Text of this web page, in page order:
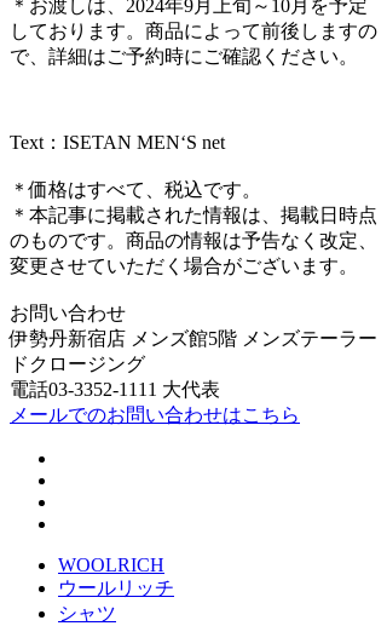
＊お渡しは、2024年9月上旬～10月を予定
しております。商品によって前後しますの
で、詳細はご予約時にご確認ください。
Text：ISETAN MEN‘S net
＊価格はすべて、税込です。
＊本記事に掲載された情報は、掲載日時点
のものです。商品の情報は予告なく改定、
変更させていただく場合がございます。
お問い合わせ
伊勢丹新宿店 メンズ館5階 メンズテーラー
ドクロージング
電話03-3352-1111 大代表
メールでのお問い合わせはこちら
WOOLRICH
ウールリッチ
シャツ